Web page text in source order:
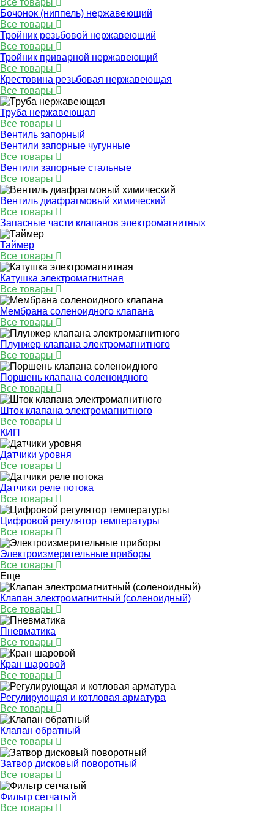
Все товары
Бочонок (ниппель) нержавеющий
Все товары
Тройник резьбовой нержавеющий
Все товары
Тройник приварной нержавеющий
Все товары
Крестовина резьбовая нержавеющая
Все товары
Труба нержавеющая
Все товары
Вентиль запорный
Вентили запорные чугунные
Все товары
Вентили запорные стальные
Все товары
Вентиль диафрагмовый химический
Все товары
Запасные части клапанов электромагнитных
Таймер
Все товары
Катушка электромагнитная
Все товары
Мембрана соленоидного клапана
Все товары
Плунжер клапана электромагнитного
Все товары
Поршень клапана соленоидного
Все товары
Шток клапана электромагнитного
Все товары
КИП
Датчики уровня
Все товары
Датчики реле потока
Все товары
Цифровой регулятор температуры
Все товары
Электроизмерительные приборы
Все товары
Еще
Клапан электромагнитный (соленоидный)
Все товары
Пневматика
Все товары
Кран шаровой
Все товары
Регулирующая и котловая арматура
Все товары
Клапан обратный
Все товары
Затвор дисковый поворотный
Все товары
Фильтр сетчатый
Все товары